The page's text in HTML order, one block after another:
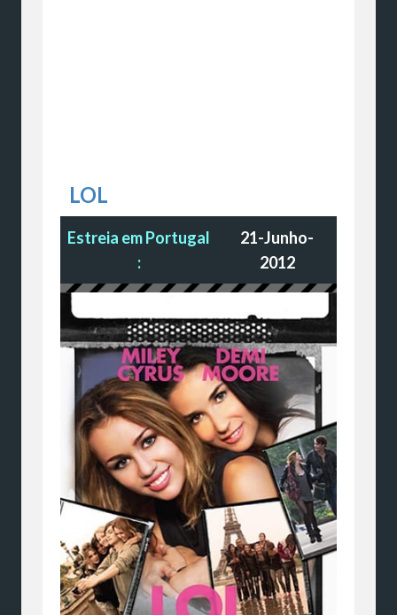
LOL
Estreia em Portugal
:
21-Junho-
2012